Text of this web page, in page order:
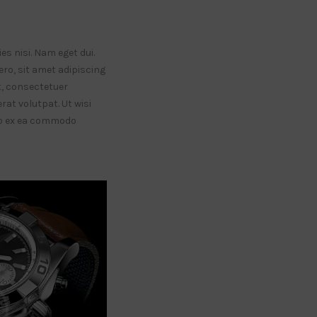
nisi. Nam eget dui.
sit amet adipiscing
consectetuer
volutpat. Ut wisi
ea commodo